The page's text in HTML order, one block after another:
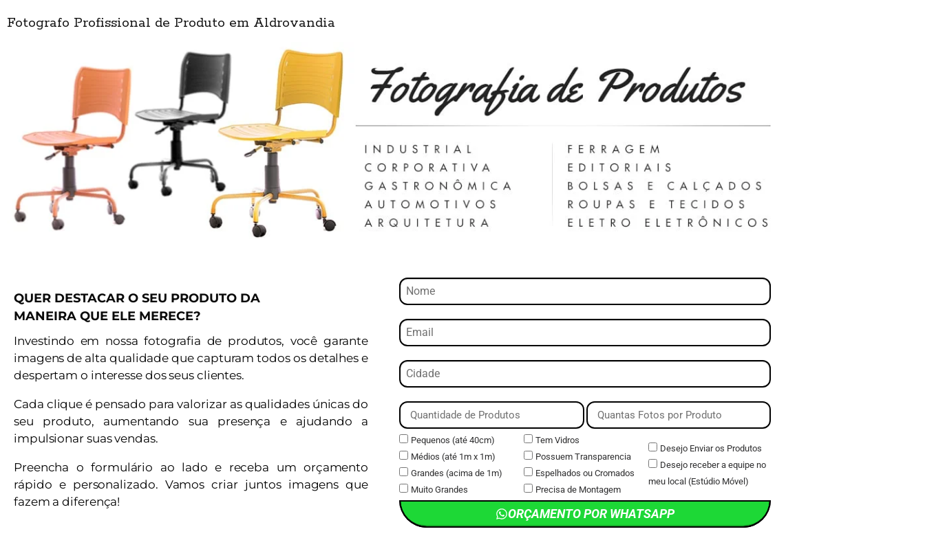
Fotografo Profissional de Produto em Aldrovandia
QUER DESTACAR O SEU PRODUTO DA
MANEIRA QUE ELE MERECE?
Investindo em nossa fotografia de produtos, você garante
imagens de alta qualidade que capturam todos os detalhes e
despertam o interesse dos seus clientes.
Cada clique é pensado para valorizar as qualidades únicas do
seu produto, aumentando sua presença e ajudando a
impulsionar suas vendas.
Preencha o formulário ao lado e receba um orçamento
rápido e personalizado. Vamos criar juntos imagens que
fazem a diferença!
Pequenos (até 40cm)
Médios (até 1m x 1m)
Grandes (acima de 1m)
Muito Grandes
Tem Vidros
Possuem Transparencia
Espelhados ou Cromados
Precisa de Montagem
Desejo Enviar os Produtos
Desejo receber a equipe no
meu local (Estúdio Móvel)
ORÇAMENTO POR WHATSAPP